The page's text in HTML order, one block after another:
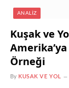
ANALIZ
Kuşak ve
Örneği
By KUSAK VE YOL